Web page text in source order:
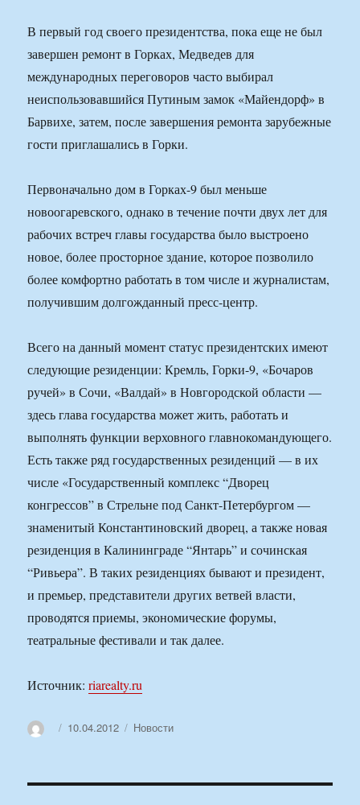
В первый год своего президентства, пока еще не был
завершен ремонт в Горках, Медведев для
международных переговоров часто выбирал
неиспользовавшийся Путиным замок «Майендорф» в
Барвихе, затем, после завершения ремонта зарубежные
гости приглашались в Горки.
Первоначально дом в Горках-9 был меньше
новоогаревского, однако в течение почти двух лет для
рабочих встреч главы государства было выстроено
новое, более просторное здание, которое позволило
более комфортно работать в том числе и журналистам,
получившим долгожданный пресс-центр.
Всего на данный момент статус президентских имеют
следующие резиденции: Кремль, Горки-9, «Бочаров
ручей» в Сочи, «Валдай» в Новгородской области —
здесь глава государства может жить, работать и
выполнять функции верховного главнокомандующего.
Есть также ряд государственных резиденций — в их
числе «Государственный комплекс “Дворец
конгрессов” в Стрельне под Санкт-Петербургом —
знаменитый Константиновский дворец, а также новая
резиденция в Калининграде “Янтарь” и сочинская
“Ривьера”. В таких резиденциях бывают и президент,
и премьер, представители других ветвей власти,
проводятся приемы, экономические форумы,
театральные фестивали и так далее.
Источник:riarealty.ru
АвторОпубликовано
10.04.2012 Рубрики
Новости